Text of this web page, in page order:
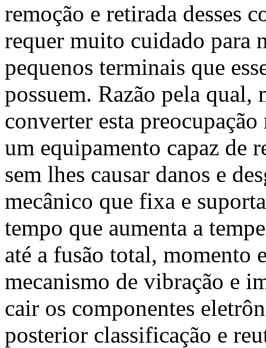
remoção e retirada desses
requer muito cuidado para
pequenos terminais que
possuem. Razão pela qual,
converter esta
um equipamento capaz de
sem lhes causar danos e
mecânico que fixa e
tempo que aumenta a
até a fusão total, momento
mecanismo de vibração e
cair os componentes
posterior classificação e